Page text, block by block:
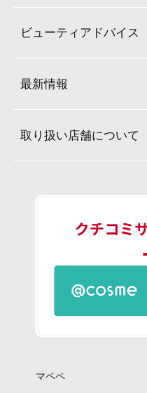
ビューティアドバイス
最新情報
取り扱い店舗について
マペペ